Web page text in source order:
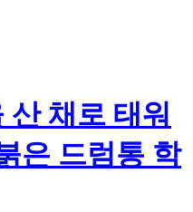
산 채로 태워
은 드럼통 학